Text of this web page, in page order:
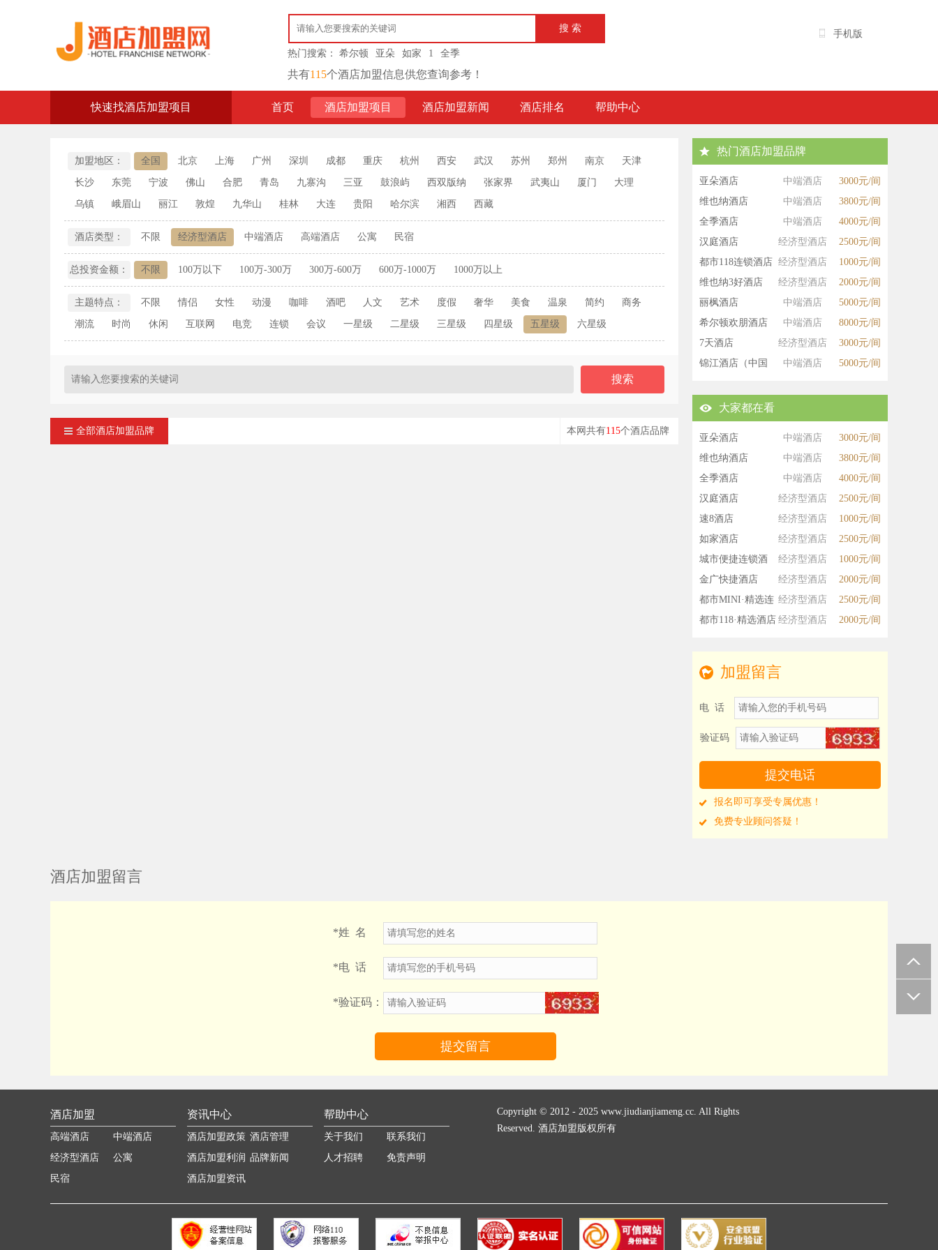
热门搜索： 希尔顿 亚朵 如家 1 全季
共有115个酒店加盟信息供您查询参考！
手机版
快速找酒店加盟项目 首页 酒店加盟项目 酒店加盟新闻 酒店排名 帮助中心
加盟地区： 全国 北京 上海 广州 深圳 成都 重庆 杭州 西安 武汉 苏州 郑州 南京 天津
长沙 东莞 宁波 佛山 合肥 青岛 九寨沟 三亚 鼓浪屿 西双版纳 张家界 武夷山 厦门 大理
乌镇 峨眉山 丽江 敦煌 九华山 桂林 大连 贵阳 哈尔滨 湘西 西藏
酒店类型： 不限 经济型酒店 中端酒店 高端酒店 公寓 民宿
总投资金额： 不限 100万以下 100万-300万 300万-600万 600万-1000万 1000万以上
主题特点： 不限 情侣 女性 动漫 咖啡 酒吧 人文 艺术 度假 奢华 美食 温泉 简约 商务
潮流 时尚 休闲 互联网 电竞 连锁 会议 一星级 二星级 三星级 四星级 五星级 六星级
全部酒店加盟品牌 本网共有115个酒店品牌
热门酒店加盟品牌
亚朵酒店 中端酒店
3000元/间
维也纳酒店
中端酒店
3800元/间
全季酒店
中端酒店
4000元/间
汉庭酒店
经济型酒店
2500元/间
都市118连锁酒店 经济型酒店
1000元/间
维也纳3好酒店
经济型酒店
2000元/间
丽枫酒店
中端酒店
5000元/间
希尔顿欢朋酒店
中端酒店
8000元/间
7天酒店
经济型酒店
3000元/间
锦江酒店（中国
中端酒店 5000元/间
大家都在看
亚朵酒店 中端酒店
3000元/间
维也纳酒店
中端酒店
3800元/间
全季酒店
中端酒店
4000元/间
汉庭酒店
经济型酒店
2500元/间
速8酒店
经济型酒店
1000元/间
如家酒店
经济型酒店
2500元/间
城市便捷连锁酒
店
经济型酒店
1000元/间
金广快捷酒店
经济型酒店
2000元/间
都市MINI·精选连
锁酒店
经济型酒店
2500元/间
都市118·精选酒店 经济型酒店 2000元/间
加盟留言
电 话
验证码
报名即可享受专属优惠！
免费专业顾问答疑！
酒店加盟留言
*姓 名
*电 话
*验证码：
酒店加盟
高端酒店
中端酒店
经济型酒店
公寓
民宿
资讯中心
酒店加盟政策 酒店管理
酒店加盟利润
分析
品牌新闻
酒店加盟资讯
帮助中心
关于我们
联系我们
人才招聘
免责声明
Copyright © 2012 - 2025 www.jiudianjiameng.cc. All Rights
Reserved. 酒店加盟版权所有